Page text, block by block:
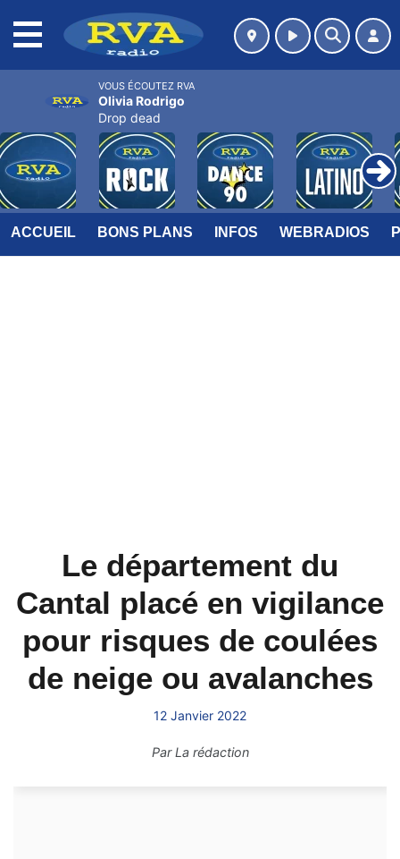
ACCUEIL BONS PLANS INFOS WEBRADIOS
Le département du
Cantal placé en vigilance
pour risques de coulées
de neige ou avalanches
12 Janvier 2022
ParLa rédaction
VOUS ÉCOUTEZ RVA
Olivia Rodrigo
Drop dead